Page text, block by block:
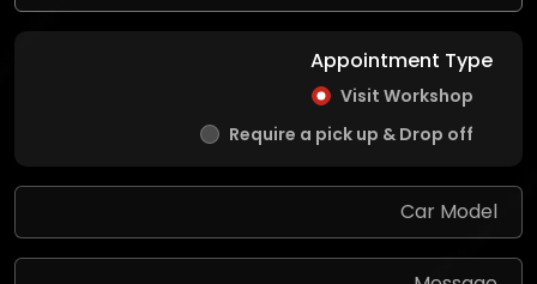
Appointment Type
Visit Workshop
Require a pick up & Drop off